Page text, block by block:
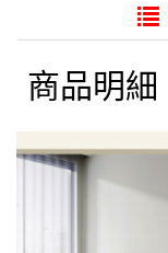
商品明細